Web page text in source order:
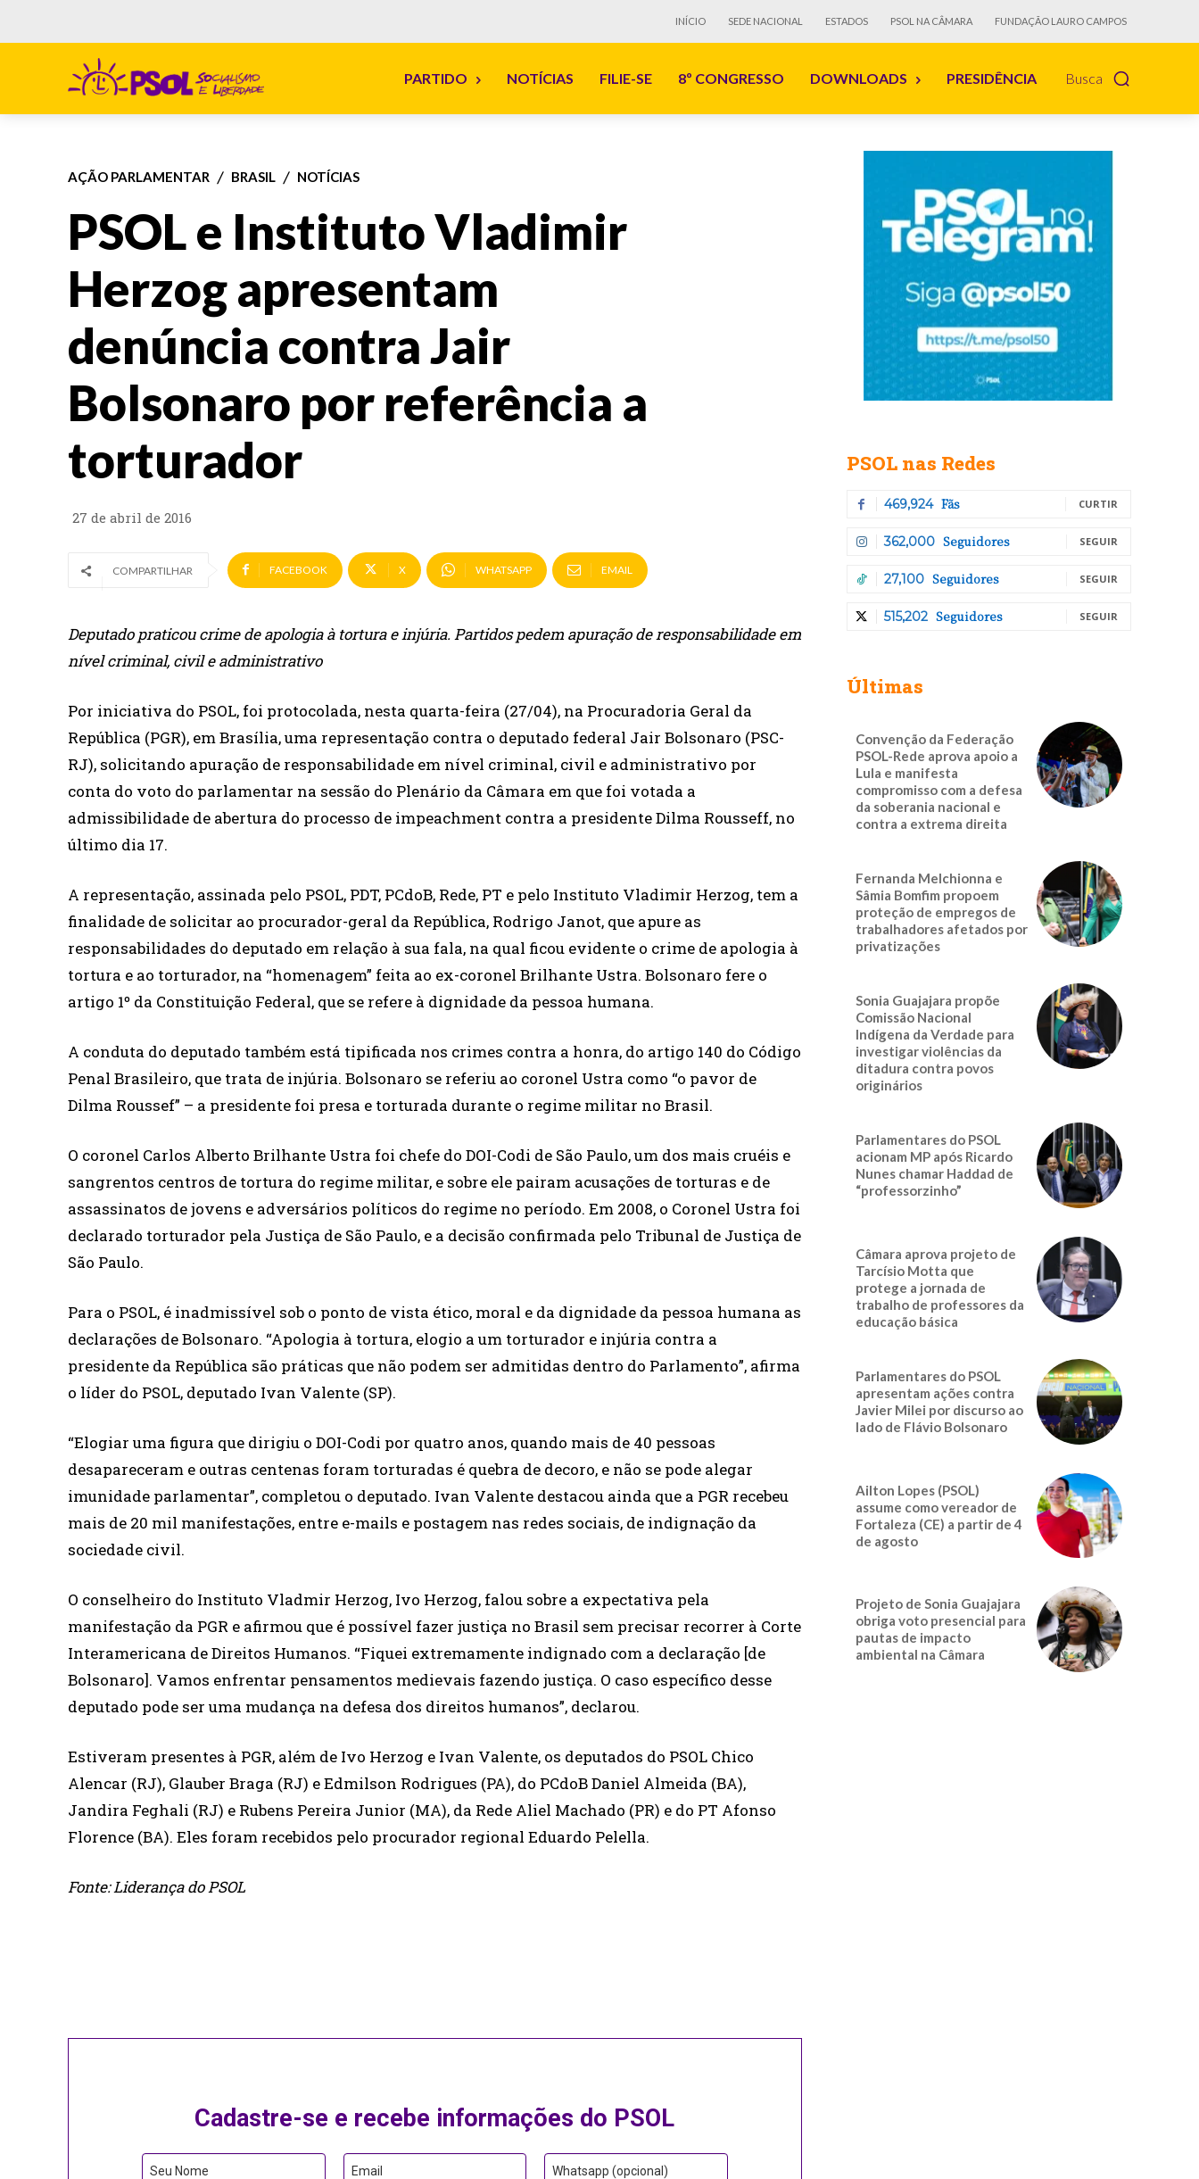
INÍCIO SEDE NACIONAL ESTADOS PSOL NA CÂMARA FUNDAÇÃO LAURO CAMPOS
Busca
PARTIDO NOTÍCIAS FILIE-SE 8º CONGRESSO DOWNLOADS PRESIDÊNCIA
AÇÃO PARLAMENTAR BRASIL NOTÍCIAS
PSOL e Instituto Vladimir
Herzog apresentam
denúncia contra Jair
Bolsonaro por referência a
torturador
27 de abril de 2016
COMPARTILHAR FACEBOOK X WHATSAPP EMAIL
Deputado praticou crime de apologia à tortura e injúria. Partidos pedem apuração de responsabilidade em
nível criminal, civil e administrativo
Por iniciativa do PSOL, foi protocolada, nesta quarta-feira (27/04), na Procuradoria Geral da
República (PGR), em Brasília, uma representação contra o deputado federal Jair Bolsonaro (PSC-
RJ), solicitando apuração de responsabilidade em nível criminal, civil e administrativo por
conta do voto do parlamentar na sessão do Plenário da Câmara em que foi votada a
admissibilidade de abertura do processo de impeachment contra a presidente Dilma Rousseff, no
último dia 17.
A representação, assinada pelo PSOL, PDT, PCdoB, Rede, PT e pelo Instituto Vladimir Herzog, tem a
finalidade de solicitar ao procurador-geral da República, Rodrigo Janot, que apure as
responsabilidades do deputado em relação à sua fala, na qual ficou evidente o crime de apologia à
tortura e ao torturador, na “homenagem” feita ao ex-coronel Brilhante Ustra. Bolsonaro fere o
artigo 1º da Constituição Federal, que se refere à dignidade da pessoa humana.
A conduta do deputado também está tipificada nos crimes contra a honra, do artigo 140 do Código
Penal Brasileiro, que trata de injúria. Bolsonaro se referiu ao coronel Ustra como “o pavor de
Dilma Roussef” – a presidente foi presa e torturada durante o regime militar no Brasil.
O coronel Carlos Alberto Brilhante Ustra foi chefe do DOI-Codi de São Paulo, um dos mais cruéis e
sangrentos centros de tortura do regime militar, e sobre ele pairam acusações de torturas e de
assassinatos de jovens e adversários políticos do regime no período. Em 2008, o Coronel Ustra foi
declarado torturador pela Justiça de São Paulo, e a decisão confirmada pelo Tribunal de Justiça de
São Paulo.
Para o PSOL, é inadmissível sob o ponto de vista ético, moral e da dignidade da pessoa humana as
declarações de Bolsonaro. “Apologia à tortura, elogio a um torturador e injúria contra a
presidente da República são práticas que não podem ser admitidas dentro do Parlamento”, afirma
o líder do PSOL, deputado Ivan Valente (SP).
“Elogiar uma figura que dirigiu o DOI-Codi por quatro anos, quando mais de 40 pessoas
desapareceram e outras centenas foram torturadas é quebra de decoro, e não se pode alegar
imunidade parlamentar”, completou o deputado. Ivan Valente destacou ainda que a PGR recebeu
mais de 20 mil manifestações, entre e-mails e postagem nas redes sociais, de indignação da
sociedade civil.
O conselheiro do Instituto Vladmir Herzog, Ivo Herzog, falou sobre a expectativa pela
manifestação da PGR e afirmou que é possível fazer justiça no Brasil sem precisar recorrer à Corte
Interamericana de Direitos Humanos. “Fiquei extremamente indignado com a declaração [de
Bolsonaro]. Vamos enfrentar pensamentos medievais fazendo justiça. O caso específico desse
deputado pode ser uma mudança na defesa dos direitos humanos”, declarou.
Estiveram presentes à PGR, além de Ivo Herzog e Ivan Valente, os deputados do PSOL Chico
Alencar (RJ), Glauber Braga (RJ) e Edmilson Rodrigues (PA), do PCdoB Daniel Almeida (BA),
Jandira Feghali (RJ) e Rubens Pereira Junior (MA), da Rede Aliel Machado (PR) e do PT Afonso
Florence (BA). Eles foram recebidos pelo procurador regional Eduardo Pelella.
Fonte: Liderança do PSOL
Cadastre-se e recebe informações do PSOL
Seu Nome Email Whatsapp (opcional)
PSOL nas Redes
469,924 Fãs CURTIR
362,000 Seguidores SEGUIR
27,100 Seguidores SEGUIR
515,202 Seguidores SEGUIR
Últimas
Convenção da Federação
PSOL-Rede aprova apoio a
Lula e manifesta
compromisso com a defesa
da soberania nacional e
contra a extrema direita
Fernanda Melchionna e
Sâmia Bomfim propoem
proteção de empregos de
trabalhadores afetados por
privatizações
Sonia Guajajara propõe
Comissão Nacional
Indígena da Verdade para
investigar violências da
ditadura contra povos
originários
Parlamentares do PSOL
acionam MP após Ricardo
Nunes chamar Haddad de
“professorzinho”
Câmara aprova projeto de
Tarcísio Motta que
protege a jornada de
trabalho de professores da
educação básica
Parlamentares do PSOL
apresentam ações contra
Javier Milei por discurso ao
lado de Flávio Bolsonaro
Ailton Lopes (PSOL)
assume como vereador de
Fortaleza (CE) a partir de 4
de agosto
Projeto de Sonia Guajajara
obriga voto presencial para
pautas de impacto
ambiental na Câmara